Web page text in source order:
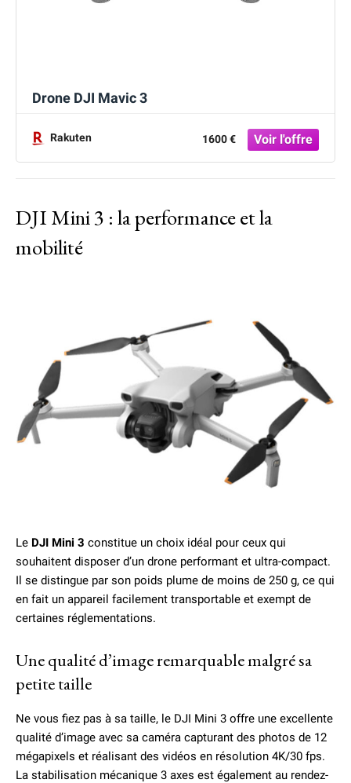
Drone DJI Mavic 3
Rakuten 1600 €
DJI Mini 3 : la performance et la
mobilité
Le DJI Mini 3 constitue un choix idéal pour ceux qui
souhaitent disposer d’un drone performant et ultra-compact.
Il se distingue par son poids plume de moins de 250 g, ce qui
en fait un appareil facilement transportable et exempt de
certaines réglementations.
Une qualité d’image remarquable malgré sa
petite taille
Ne vous fiez pas à sa taille, le DJI Mini 3 offre une excellente
qualité d’image avec sa caméra capturant des photos de 12
mégapixels et réalisant des vidéos en résolution 4K/30 fps.
La stabilisation mécanique 3 axes est également au rendez-